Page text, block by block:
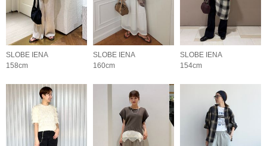
SLOBE IENA
158cm
SLOBE IENA
160cm
SLOBE IENA
154cm